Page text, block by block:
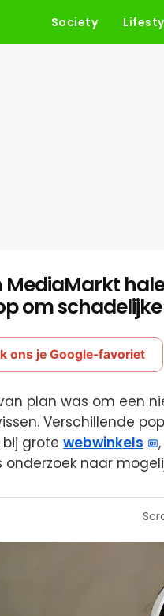
Society
MediaMarkt
om schadelijke
ons je Google-favoriet
plan was om een
Verschillende
grote webwinkels
onderzoek naar